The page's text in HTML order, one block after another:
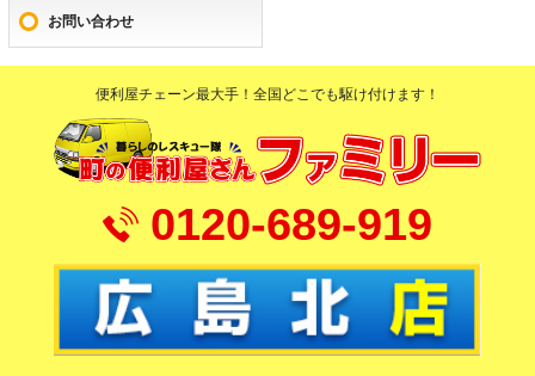
お問い合わせ
便利屋チェーン最大手！全国どこでも駆け付けます！
0120-689-919